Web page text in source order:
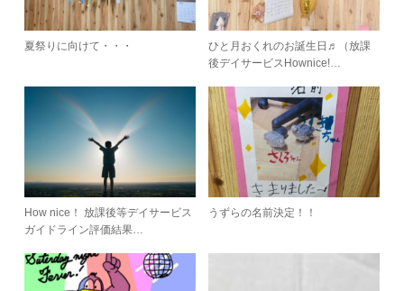
夏祭りに向けて・・・
ひと月おくれのお誕生日♬（放課
後デイサービスHownice!…
How nice！ 放課後等デイサービス
ガイドライン評価結果…
うずらの名前決定！！